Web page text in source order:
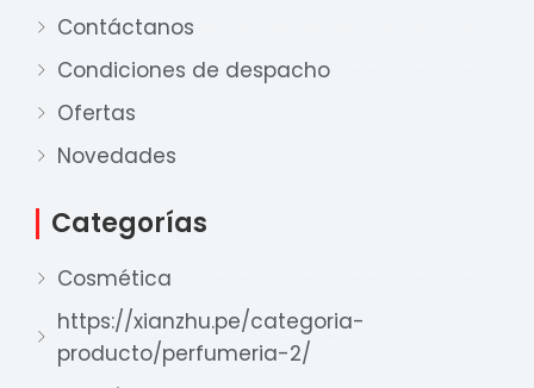
Contáctanos
Condiciones de despacho
Ofertas
Novedades
Categorías
Cosmética
https://xianzhu.pe/categoria-
producto/perfumeria-2/
para responder a sus preguntas. ¡Lo
Disponible
Ventas Lima 1